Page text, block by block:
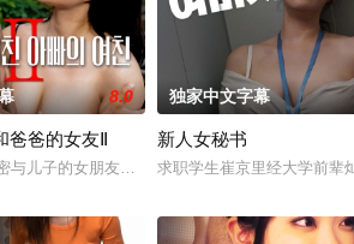
室门。浴室里，小叔弘志正在洗澡，加隆看到
男人的性器而闻名 成为了男人们的最棒高潮礼
8.0
爸爸的女友Ⅱ
与儿子的女朋友美姬发生关系的正久。受到良心
独家中文字幕
新人女秘书
求职学生崔京里经大学前辈